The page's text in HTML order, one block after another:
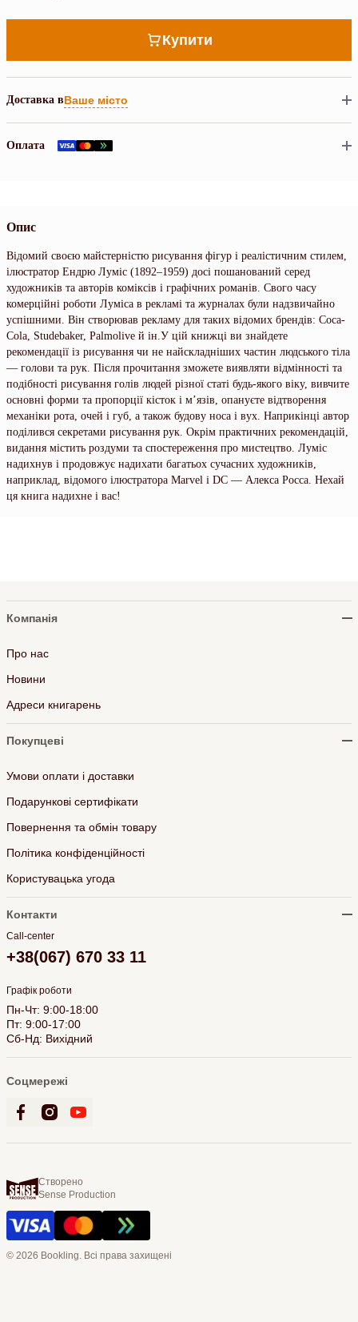
Купити
Доставка вВаше місто
Оплата
Опис
Відомий своєю майстерністю рисування фігур і реалістичним стилем,
ілюстратор Ендрю Луміс (1892–1959) досі пошанований серед
художників та авторів коміксів і графічних романів. Свого часу
комерційні роботи Луміса в рекламі та журналах були надзвичайно
успішними. Він створював рекламу для таких відомих брендів: Coca-
Cola, Studebaker, Palmolive й ін.У цій книжці ви знайдете
рекомендації із рисування чи не найскладніших частин людського тіла
— голови та рук. Після прочитання зможете виявляти відмінності та
подібності рисування голів людей різної статі будь-якого віку, вивчите
основні форми та пропорції кісток і м’язів, опануєте відтворення
механіки рота, очей і губ, а також будову носа і вух. Наприкінці автор
поділився секретами рисування рук. Окрім практичних рекомендацій,
видання містить роздуми та спостереження про мистецтво. Луміс
надихнув і продовжує надихати багатьох сучасних художників,
наприклад, відомого ілюстратора Marvel і DC — Алекса Росса. Нехай
ця книга надихне і вас!
Компанія
Про нас
Новини
Адреси книгарень
Покупцеві
Умови оплати і доставки
Подарункові сертифікати
Повернення та обмін товару
Політика конфіденційності
Користувацька угода
Контакти
Call-center
+38(067) 670 33 11
Графік роботи
Пн-Чт: 9:00-18:00
Пт: 9:00-17:00
Сб-Нд: Вихідний
Соцмережі
Створено
Sense Production
© 2026 Bookling. Всі права захищені